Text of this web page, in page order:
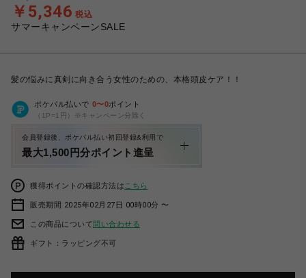
サマーキャンペーンSALE
￥5,346 税込
髪の悩みに真剣に向き合う女性のための、本格頭皮ケア！！
ポケパル払いで 0〜0ポイント
（1P=1円）※キャンペーン分除く
会員登録後、ポケパル払い初回登録&利用で
最大1,500円分ポイント進呈
獲得ポイントの確認方法は こちら
販売期間 2025年02月27日 00時00分 〜
この商品について問い合わせる
ギフト：ラッピング不可